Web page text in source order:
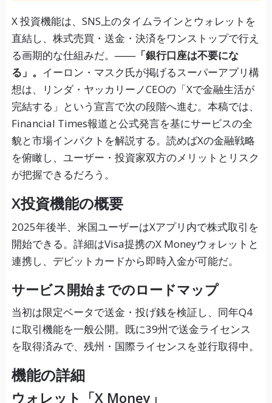
X 投資機能は、SNS上のタイムラインとウォレットを
直結し、株式売買・送金・決済をワンストップで行え
る画期的な仕組みだ。――「銀行口座は不要にな
る」。 イーロン・マスク氏が掲げるスーパーアプリ構
想は、リンダ・ヤッカリーノCEOの「Xで金融生活が
完結する」という宣言で次の段階へ進む。本稿では、
Financial Times報道と公式発言を基にサービスの全
貌と市場インパクトを解説する。読めばXの金融戦略
を俯瞰し、ユーザー・投資家双方のメリットとリスク
が把握できるだろう。
X投資機能の概要
2025年後半、米国ユーザーはXアプリ内で株式取引を
開始できる。詳細はVisa提携のX Moneyウォレットと
連携し、デビットカードから即時入金が可能だ。
サービス開始までのロードマップ
当初は限定ベータで送金・投げ銭を検証し、同年Q4
に取引機能を一般公開。既に39州で送金ライセンス
を取得済みで、残州・国際ライセンスを並行取得中。
機能の詳細
ウォレット「X Money」